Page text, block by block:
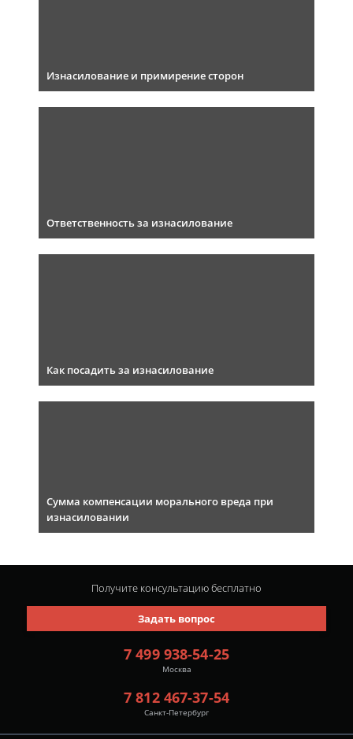
Изнасилование и примирение сторон
Ответственность за изнасилование
Как посадить за изнасилование
Сумма компенсации морального вреда при
изнасиловании
7 499 938-54-25
Москва
7 812 467-37-54
Санкт-Петербург
Задать вопрос
Получите консультациюбесплатно